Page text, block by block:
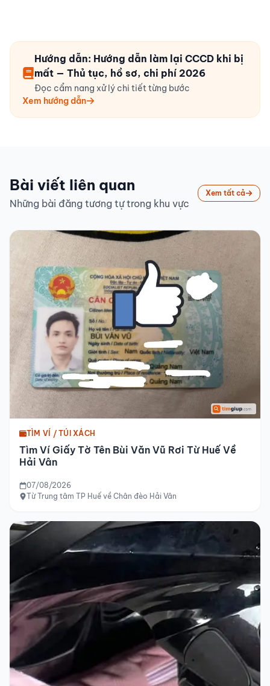
Hướng dẫn: Hướng dẫn làm lại CCCD khi bị
mất — Thủ tục, hồ sơ, chi phí 2026
Đọc cẩm nang xử lý chi tiết từng bước
Xem hướng dẫn
Bài viết liên quan
Những bài đăng tương tự trong khu vực
Xem tất cả
TÌM VÍ / TÚI XÁCH
Tìm Ví Giấy Tờ Tên Bùi Văn Vũ Rơi Từ Huế Về
Hải Vân
07/08/2026
Từ Trung tâm TP Huế về Chân đèo Hải Vân